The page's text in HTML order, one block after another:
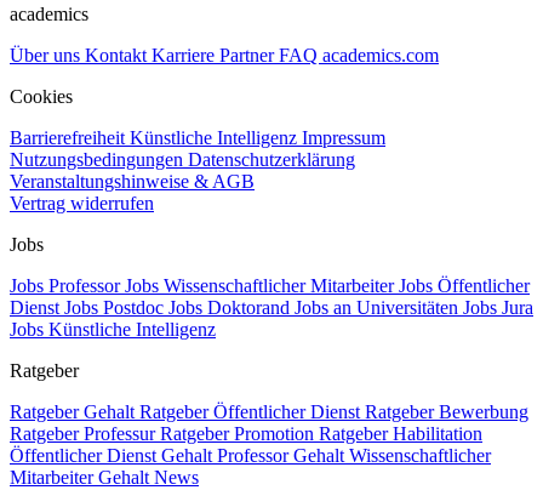
academics
Über uns Kontakt Karriere PartnerFAQ academics.com
Cookies
Barrierefreiheit Künstliche Intelligenz Impressum
Nutzungsbedingungen Datenschutzerklärung
Veranstaltungshinweise & AGB
Vertrag widerrufen
Jobs
Jobs ProfessorJobs Wissenschaftlicher MitarbeiterJobs Öffentlicher
Dienst Jobs Postdoc Jobs Doktorand Jobs an Universitäten Jobs Jura
Jobs Künstliche Intelligenz
Ratgeber
Ratgeber Gehalt Ratgeber Öffentlicher Dienst Ratgeber Bewerbung
Ratgeber ProfessurRatgeber Promotion Ratgeber Habilitation
Öffentlicher Dienst Gehalt Professor Gehalt Wissenschaftlicher
Mitarbeiter Gehalt News